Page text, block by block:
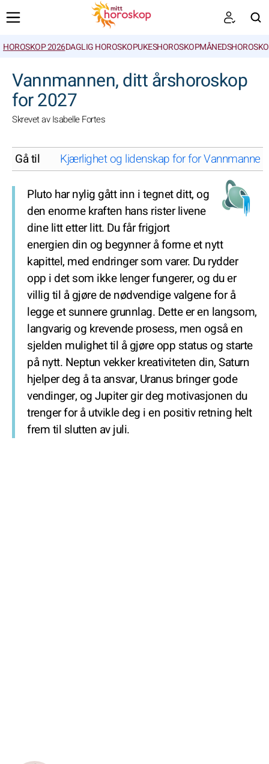
HOROSKOP 2026DAGLIG HOROSKOPUKESHOROSKOP
Vannmannen, ditt årshoroskop
for 2027
Skrevet av Isabelle Fortes
Gå til Kjærlighet og lidenskap for for
Pluto har nylig gått inn i tegnet ditt, og
den enorme kraften hans rister livene
dine litt etter litt. Du får frigjort
energien din og begynner å forme et nytt
kapittel, med endringer som varer. Du rydder
opp i det som ikke lenger fungerer, og du er
villig til å gjøre de nødvendige valgene for å
legge et sunnere grunnlag. Dette er en langsom,
langvarig og krevende prosess, men også en
sjelden mulighet til å gjøre opp status og starte
på nytt. Neptun vekker kreativiteten din, Saturn
hjelper deg å ta ansvar, Uranus bringer gode
vendinger, og Jupiter gir deg motivasjonen du
trenger for å utvikle deg i en positiv retning helt
frem til slutten av juli.